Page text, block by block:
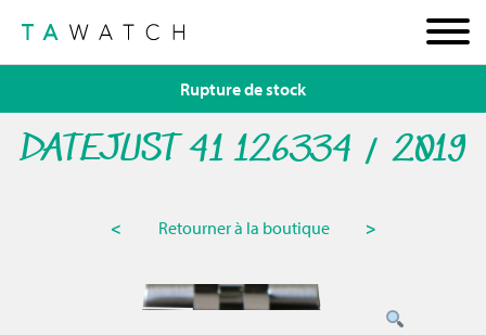
DATEJUST 41 126334 / 2019
< Retourner à la boutique >
Rupture de stock